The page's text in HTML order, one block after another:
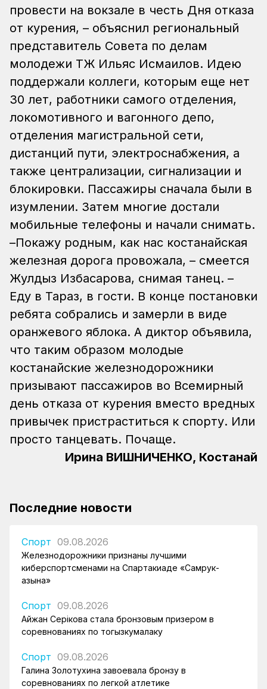
провести на вокзале в честь Дня отказа
от курения, – объяснил региональный
представитель Совета по делам
молодежи ҚТЖ Ильяс Исмаилов. Идею
поддержали коллеги, которым еще нет
30 лет, работники самого отделения,
локомотивного и вагонного депо,
отделения магистральной сети,
дистанций пути, электроснабжения, а
также централизации, сигнализации и
блокировки. Пассажиры сначала были в
изумлении. Затем многие достали
мобильные телефоны и начали снимать.
–Покажу родным, как нас костанайская
железная дорога провожала, – смеется
Жулдыз Избасарова, снимая танец. –
Еду в Тараз, в гости. В конце постановки
ребята собрались и замерли в виде
оранжевого яблока. А диктор объявила,
что таким образом молодые
костанайские железнодорожники
призывают пассажиров во Всемирный
день отказа от курения вместо вредных
привычек пристраститься к спорту. Или
просто танцевать. Почаще.
Ирина ВИШНИЧЕНКО, Костанай
Последние новости
Спорт 09.08.2026
Железнодорожники признаны лучшими
киберспортсменами на Спартакиаде «Самрук-
Қазына»
Спорт 09.08.2026
Айжан Серікова стала бронзовым призером в
соревнованиях по тогызкумалаку
Спорт 09.08.2026
Галина Золотухина завоевала бронзу в
соревнованиях по легкой атлетике